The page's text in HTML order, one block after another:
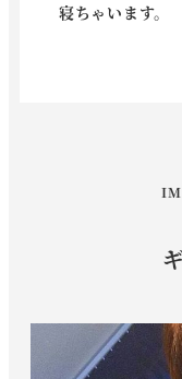
寝ちゃいます。